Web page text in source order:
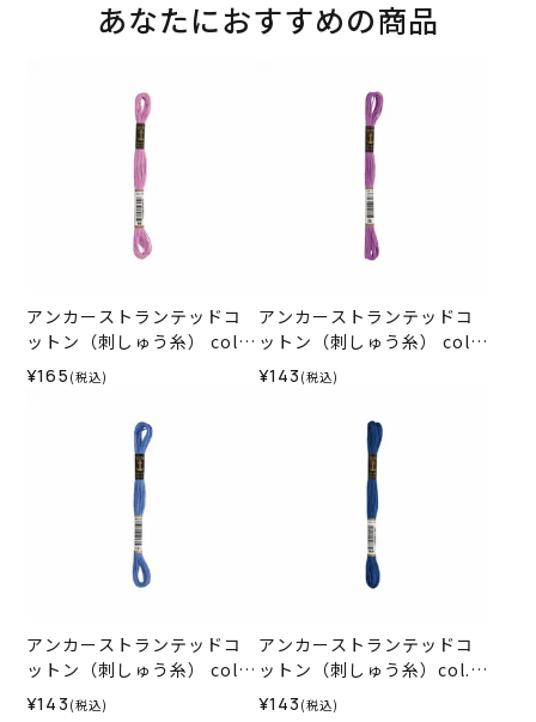
あなたにおすすめの商品
アンカーストランテッドコ
ットン（刺しゅう糸） col.9
6
¥165 (税込)
アンカーストランテッドコ
ットン（刺しゅう糸） col.9
8
¥143 (税込)
アンカーストランテッドコ
ットン（刺しゅう糸） col.1
31
¥143 (税込)
アンカーストランテッドコ
ットン（刺しゅう糸）col.0
164
¥143 (税込)